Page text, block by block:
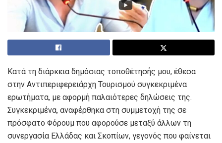
Κατά τη διάρκεια δημόσιας τοποθέτησής μου, έθεσα
στην Αντιπεριφερειάρχη Τουρισμού συγκεκριμένα
ερωτήματα, με αφορμή παλαιότερες δηλώσεις της.
Συγκεκριμένα, αναφέρθηκα στη συμμετοχή της σε
πρόσφατο Φόρουμ που αφορούσε μεταξύ άλλων τη
συνεργασία Ελλάδας και Σκοπίων, γεγονός που φαίνεται